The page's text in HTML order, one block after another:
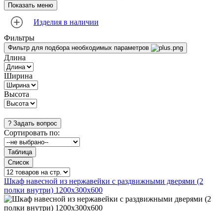
Изделия в наличии
Фильтры
Фильтр для подбора необходимых параметров
Длина
Ширина
Высота
Сортировать по:
Шкаф навесной из нержавейки с раздвижными дверями (2
полки внутри) 1200х300х600